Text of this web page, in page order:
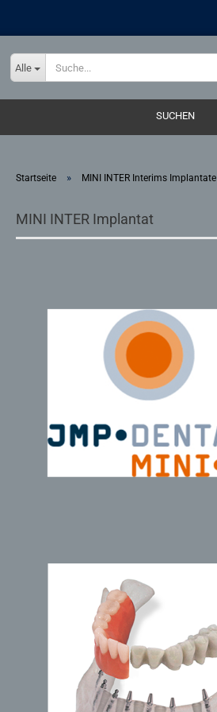
Alle
SUCHEN
Startseite » MINI INTER Interims Implantate
MINI INTER Implantat